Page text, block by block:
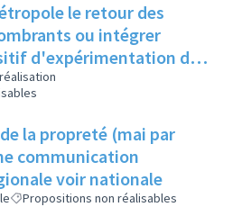
le retour des
ou intégrer
d'expérimentation des
la propreté (mai par
communication
voir nationale
Propositions non réalisables